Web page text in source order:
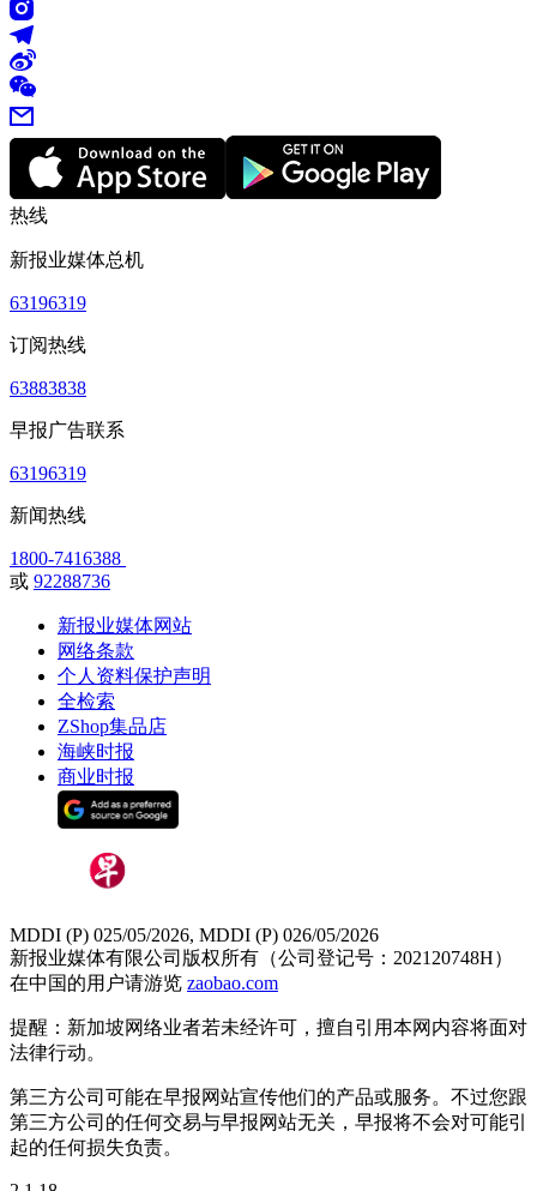
热线
新报业媒体总机
63196319
订阅热线
63883838
早报广告联系
63196319
新闻热线
1800-7416388
或 92288736
新报业媒体网站
网络条款
个人资料保护声明
全检索
ZShop集品店
海峡时报
商业时报
MDDI (P) 025/05/2026, MDDI (P) 026/05/2026
新报业媒体有限公司版权所有（公司登记号：202120748H）
在中国的用户请游览 zaobao.com
提醒：新加坡网络业者若未经许可，擅自引用本网内容将面对
法律行动。
第三方公司可能在早报网站宣传他们的产品或服务。不过您跟
第三方公司的任何交易与早报网站无关，早报将不会对可能引
起的任何损失负责。